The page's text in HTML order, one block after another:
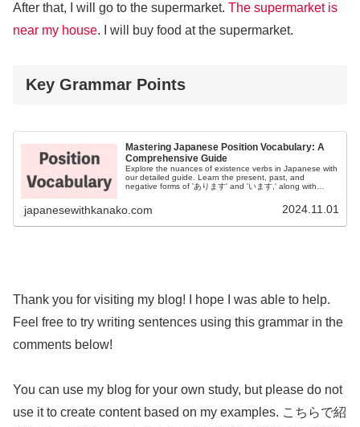
After that, I will go to the supermarket. The supermarket is
near my house. I will buy food at the supermarket.
Key Grammar Points
Mastering Japanese Position Vocabulary: A
Comprehensive Guide
Explore the nuances of existence verbs in Japanese with
our detailed guide. Learn the present, past, and
negative forms of 'あります' and 'います,' along with
japanesewithkanako.com 2024.11.01
Thank you for visiting my blog! I hope I was able to help.
Feel free to try writing sentences using this grammar in the
comments below!
You can use my blog for your own study, but please do not
use it to create content based on my examples. こちらで紹